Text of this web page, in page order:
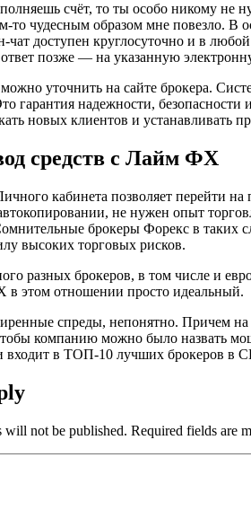
счёт, то ты особо никому не
то чудесным образом мне повезло. В
чат доступен круглосуточно и в
позже — на указанную
уточнить на сайте брокера.
гарантия надежности,
новых клиентов и устанавливать
средств с Лайм ФХ
кабинета позволяет перейти
не нужен опыт
брокеры Форекс в таких
высоких торговых рисков.
разных брокеров, в том числе и
в этом отношении просто идеальный.
спреды, непонятно. Причем
компанию можно было назвать
и входит в ТОП-10 лучших брокеров в
will not be published. Required fields are